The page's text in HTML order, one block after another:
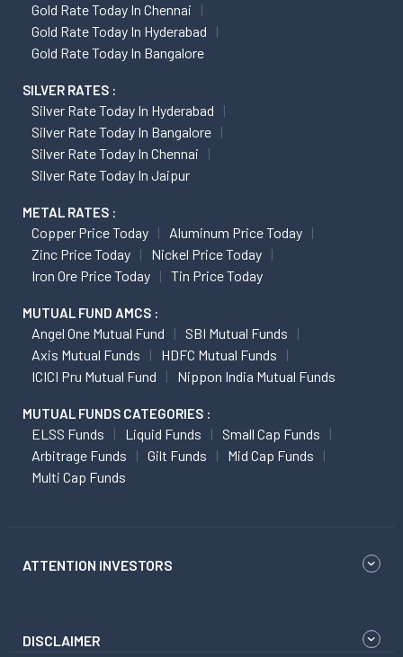
Gold Rate Today In Chennai
Gold Rate Today In Hyderabad
Gold Rate Today In Bangalore
SILVER RATES :
Silver Rate Today In Hyderabad
Silver Rate Today In Bangalore
Silver Rate Today In Chennai
Silver Rate Today In Jaipur
METAL RATES :
Copper Price Today
Aluminum Price Today
Zinc Price Today
Nickel Price Today
Iron Ore Price Today
Tin Price Today
MUTUAL FUND AMCS :
Angel One Mutual Fund
SBI Mutual Funds
Axis Mutual Funds
HDFC Mutual Funds
ICICI Pru Mutual Fund
Nippon India Mutual Funds
MUTUAL FUNDS CATEGORIES :
ELSS Funds Liquid Funds
Small Cap Funds
Arbitrage Funds
Gilt Funds
Mid Cap Funds
Multi Cap Funds
ATTENTION INVESTORS
DISCLAIMER